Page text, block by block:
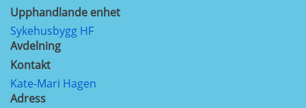
Upphandlande enhet
Sykehusbygg HF
Avdelning
Kontakt
Kate-Mari Hagen
Adress